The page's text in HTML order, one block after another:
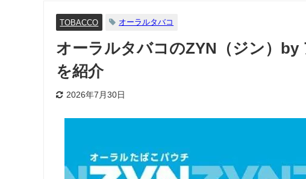
TOBACCO オーラルタバコ
オーラルタバコのZYN（ジン）
を紹介
2026年7月30日